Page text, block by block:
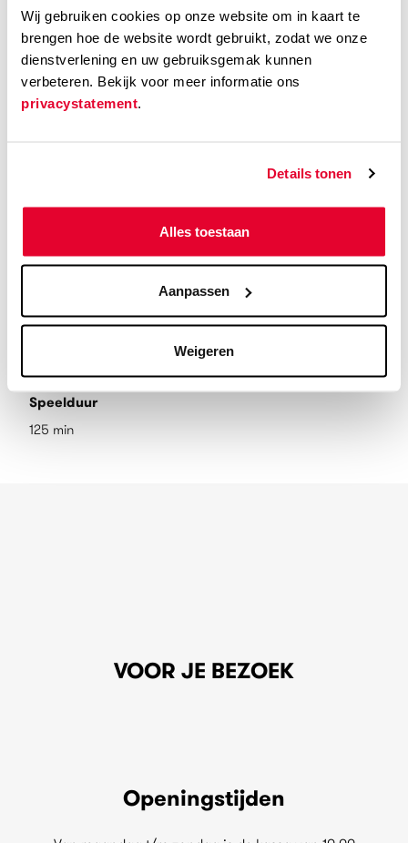
Wij gebruiken cookies op onze website om in kaart te
brengen hoe de website wordt gebruikt, zodat we onze
dienstverlening en uw gebruiksgemak kunnen
verbeteren. Bekijk voor meer informatie ons
privacystatement
Details tonen
Alles toestaan
Aanpassen
Weigeren
Regisseur
Ciro Guerra
Cast
Ondertiteling
Speelduur
125 min
VOOR JE BEZOEK
Openingstijden